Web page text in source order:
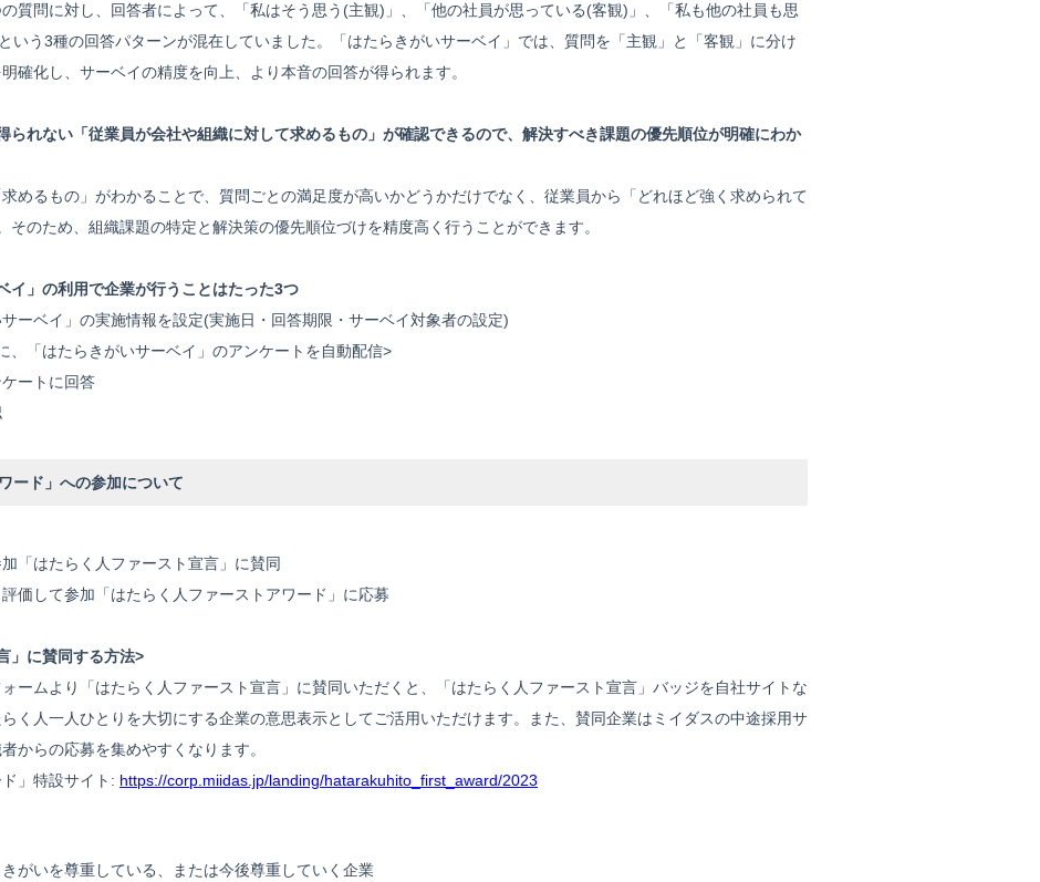
質問に対し、回答者によって、「私はそう思う(主観)」、「他の社員が思っている(客観)」、「私も他の社員も思
いう3種の回答パターンが混在していました。「はたらきがいサーベイ」では、質問を「主観」と「客観」に分け
確化し、サーベイの精度を向上、より本音の回答が得られます。
られない「従業員が会社や組織に対して求めるもの」が確認できるので、解決すべき課題の優先順位が明確にわか
求めるもの」がわかることで、質問ごとの満足度が高いかどうかだけでなく、従業員から「どれほど強く求められて
そのため、組織課題の特定と解決策の優先順位づけを精度高く行うことができます。
イ」の利用で企業が行うことはたった3つ
ーベイ」の実施情報を設定(実施日・回答期限・サーベイ対象者の設定)
、「はたらきがいサーベイ」のアンケートを自動配信>
ートに回答
ード」への参加について
「はたらく人ファースト宣言」に賛同
価して参加「はたらく人ファーストアワード」に応募
」に賛同する方法>
ームより「はたらく人ファースト宣言」に賛同いただくと、「はたらく人ファースト宣言」バッジを自社サイトな
く人一人ひとりを大切にする企業の意思表示としてご活用いただけます。また、賛同企業はミイダスの中途採用サ
からの応募を集めやすくなります。
」特設サイト: https://corp.miidas.jp/landing/hatarakuhito_first_award/2023
がいを尊重している、または今後尊重していく企業